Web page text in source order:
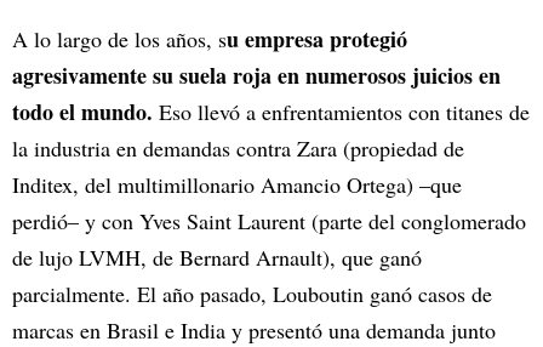
A lo largo de los años, su empresa protegió
agresivamente su suela roja en numerosos juicios en
todo el mundo. Eso llevó a enfrentamientos con titanes de
la industria en demandas contra Zara (propiedad de
Inditex, del multimillonario Amancio Ortega) –que
perdió– y con Yves Saint Laurent (parte del conglomerado
de lujo LVMH, de Bernard Arnault), que ganó
parcialmente. El año pasado, Louboutin ganó casos de
marcas en Brasil e India y presentó una demanda junto